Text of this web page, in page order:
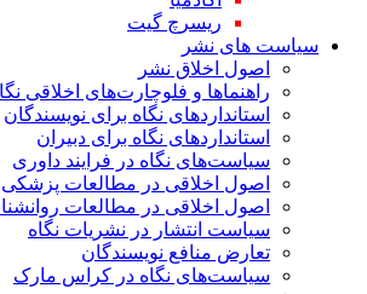
ریسرچ گیت
سیاست های نشر
اصول اخلاق نشر
راهنماها و فلوچارت‌های اخلاقی نگاه
استاندارد‌های نگاه برای نویسندگان
استاندارد‌های نگاه برای دبیران
سیاست‌های نگاه در فرایند داوری
اصول اخلاقی در مطالعات پزشکی
اصول اخلاقی در مطالعات
سیاست انتشار در نشریات نگاه
تعارض منافع نویسندگان
سیاست‌های نگاه در کراس مارک